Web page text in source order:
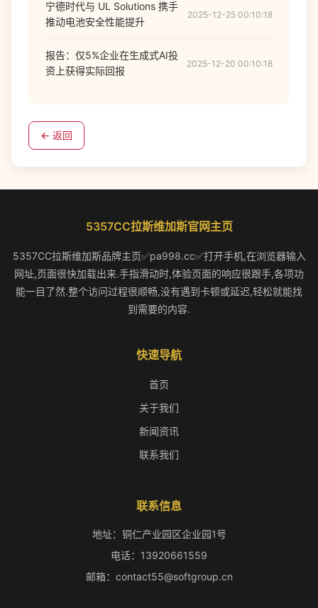
宁德时代与 UL Solutions 携手
推动电池安全性能提升
2025-12-25 00:10:18
报告：仅5%企业在生成式AI投
资上获得实际回报
2025-12-20 00:10:18
← 返回
5357CC拉斯维加斯官网主页
5357CC拉斯维加斯品牌主页✅pa998.cc✅打开手机,在浏览器输入
网址,页面很快加载出来.手指滑动时,体验页面的响应很跟手,各项功
能一目了然.整个访问过程很顺畅,没有遇到卡顿或延迟,轻松就能找
到需要的内容.
快速导航
首页
关于我们
新闻资讯
联系我们
联系信息
地址：铜仁产业园区企业园1号
电话：13920661559
邮箱：contact55@softgroup.cn